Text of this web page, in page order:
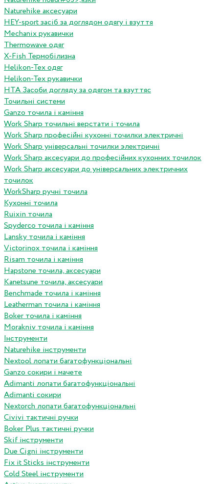
Naturehike аксесуари
HEY-sport засіб за доглядом одягу і взуття
Mechanix рукавички
Thermowave одяг
X-Fish Термобілизна
Helikon-Tex одяг
Helikon-Tex рукавички
HTA Засоби догляду за одягом та взуттяс
Точильні системи
Ganzo точила і каміння
Work Sharp точильні верстати і точила
Work Sharp професiйнi кухоннi точилки электричнi
Work Sharp унiверсальнi точилки электричнi
Work Sharp аксесуари до професiйних кухонних точилок
Work Sharp аксесуари до унiверсальних электричних
точилок
WorkSharp ручні точила
Кухонні точила
Ruixin точила
Spyderco точила і каміння
Lansky точила і каміння
Victorinox точила і каміння
Risam точила і каміння
Hapstone точила, аксесуари
Kanetsune точила, аксесуари
Benchmade точила і каміння
Leatherman точила і каміння
Boker точила і каміння
Morakniv точила і каміння
Інструменти
Naturehike інструменти
Nextool лопати багатофункціональні
Ganzo сокири і мачете
Adimanti лопати багатофункціональні
Adimanti сокири
Nextorch лопати багатофункціональні
Сivivi тактичні ручки
Boker Plus тактичні ручки
Skif інструменти
Due Cigni інструменти
Fix it Sticks інструменти
Сold Steel інструменти